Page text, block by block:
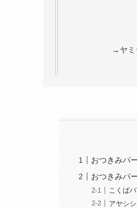
→ヤミ
おつきみパ
おつきみパ
こくば
アヤシシ